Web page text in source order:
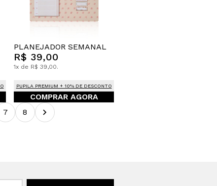
PLANEJADOR SEMANAL
R$ 39,00
1x de R$ 39,00.
PUPILA PREMIUM + 10% DE DESCONTO
COMPRAR AGORA
7 8